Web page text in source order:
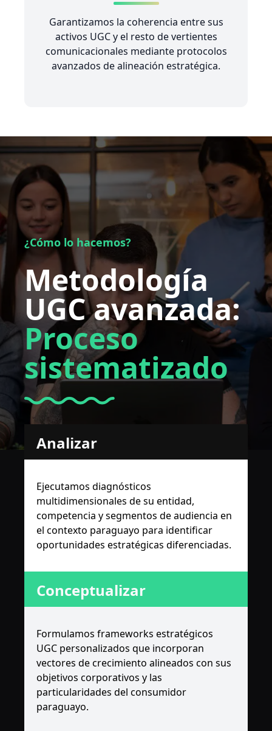
Garantizamos la coherencia entre sus
activos UGC y el resto de vertientes
comunicacionales mediante protocolos
avanzados de alineación estratégica.
¿Cómo lo hacemos?
Metodología
UGC avanzada:
Proceso
sistematizado
Analizar
Ejecutamos diagnósticos
multidimensionales de su entidad,
competencia y segmentos de audiencia en
el contexto paraguayo para identificar
oportunidades estratégicas diferenciadas.
Conceptualizar
Formulamos frameworks estratégicos
UGC personalizados que incorporan
vectores de crecimiento alineados con sus
objetivos corporativos y las
particularidades del consumidor
paraguayo.